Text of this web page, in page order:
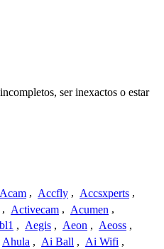
ser inexactos o estar
Acam , Accfly , Accsxperts ,
, Activecam , Acumen ,
, Aegis , Aeon , Aeoss ,
Ahula , Ai Ball , Ai Wifi ,